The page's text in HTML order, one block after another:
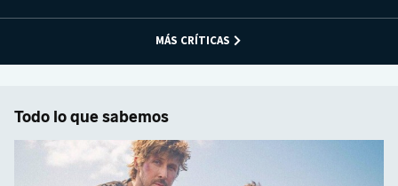
MÁS CRÍTICAS
Todo lo que sabemos